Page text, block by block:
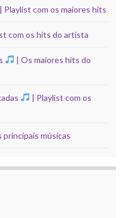
| Playlist com os maiores hits
com os hits do artista
| Os maiores hits do
| Playlist com os
principais músicas